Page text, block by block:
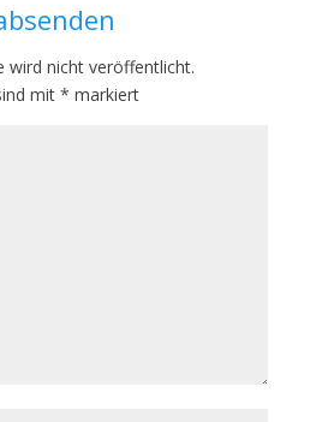
wird nicht veröffentlicht.
mit * markiert